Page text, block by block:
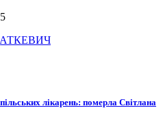
лікарень: померла Світлана